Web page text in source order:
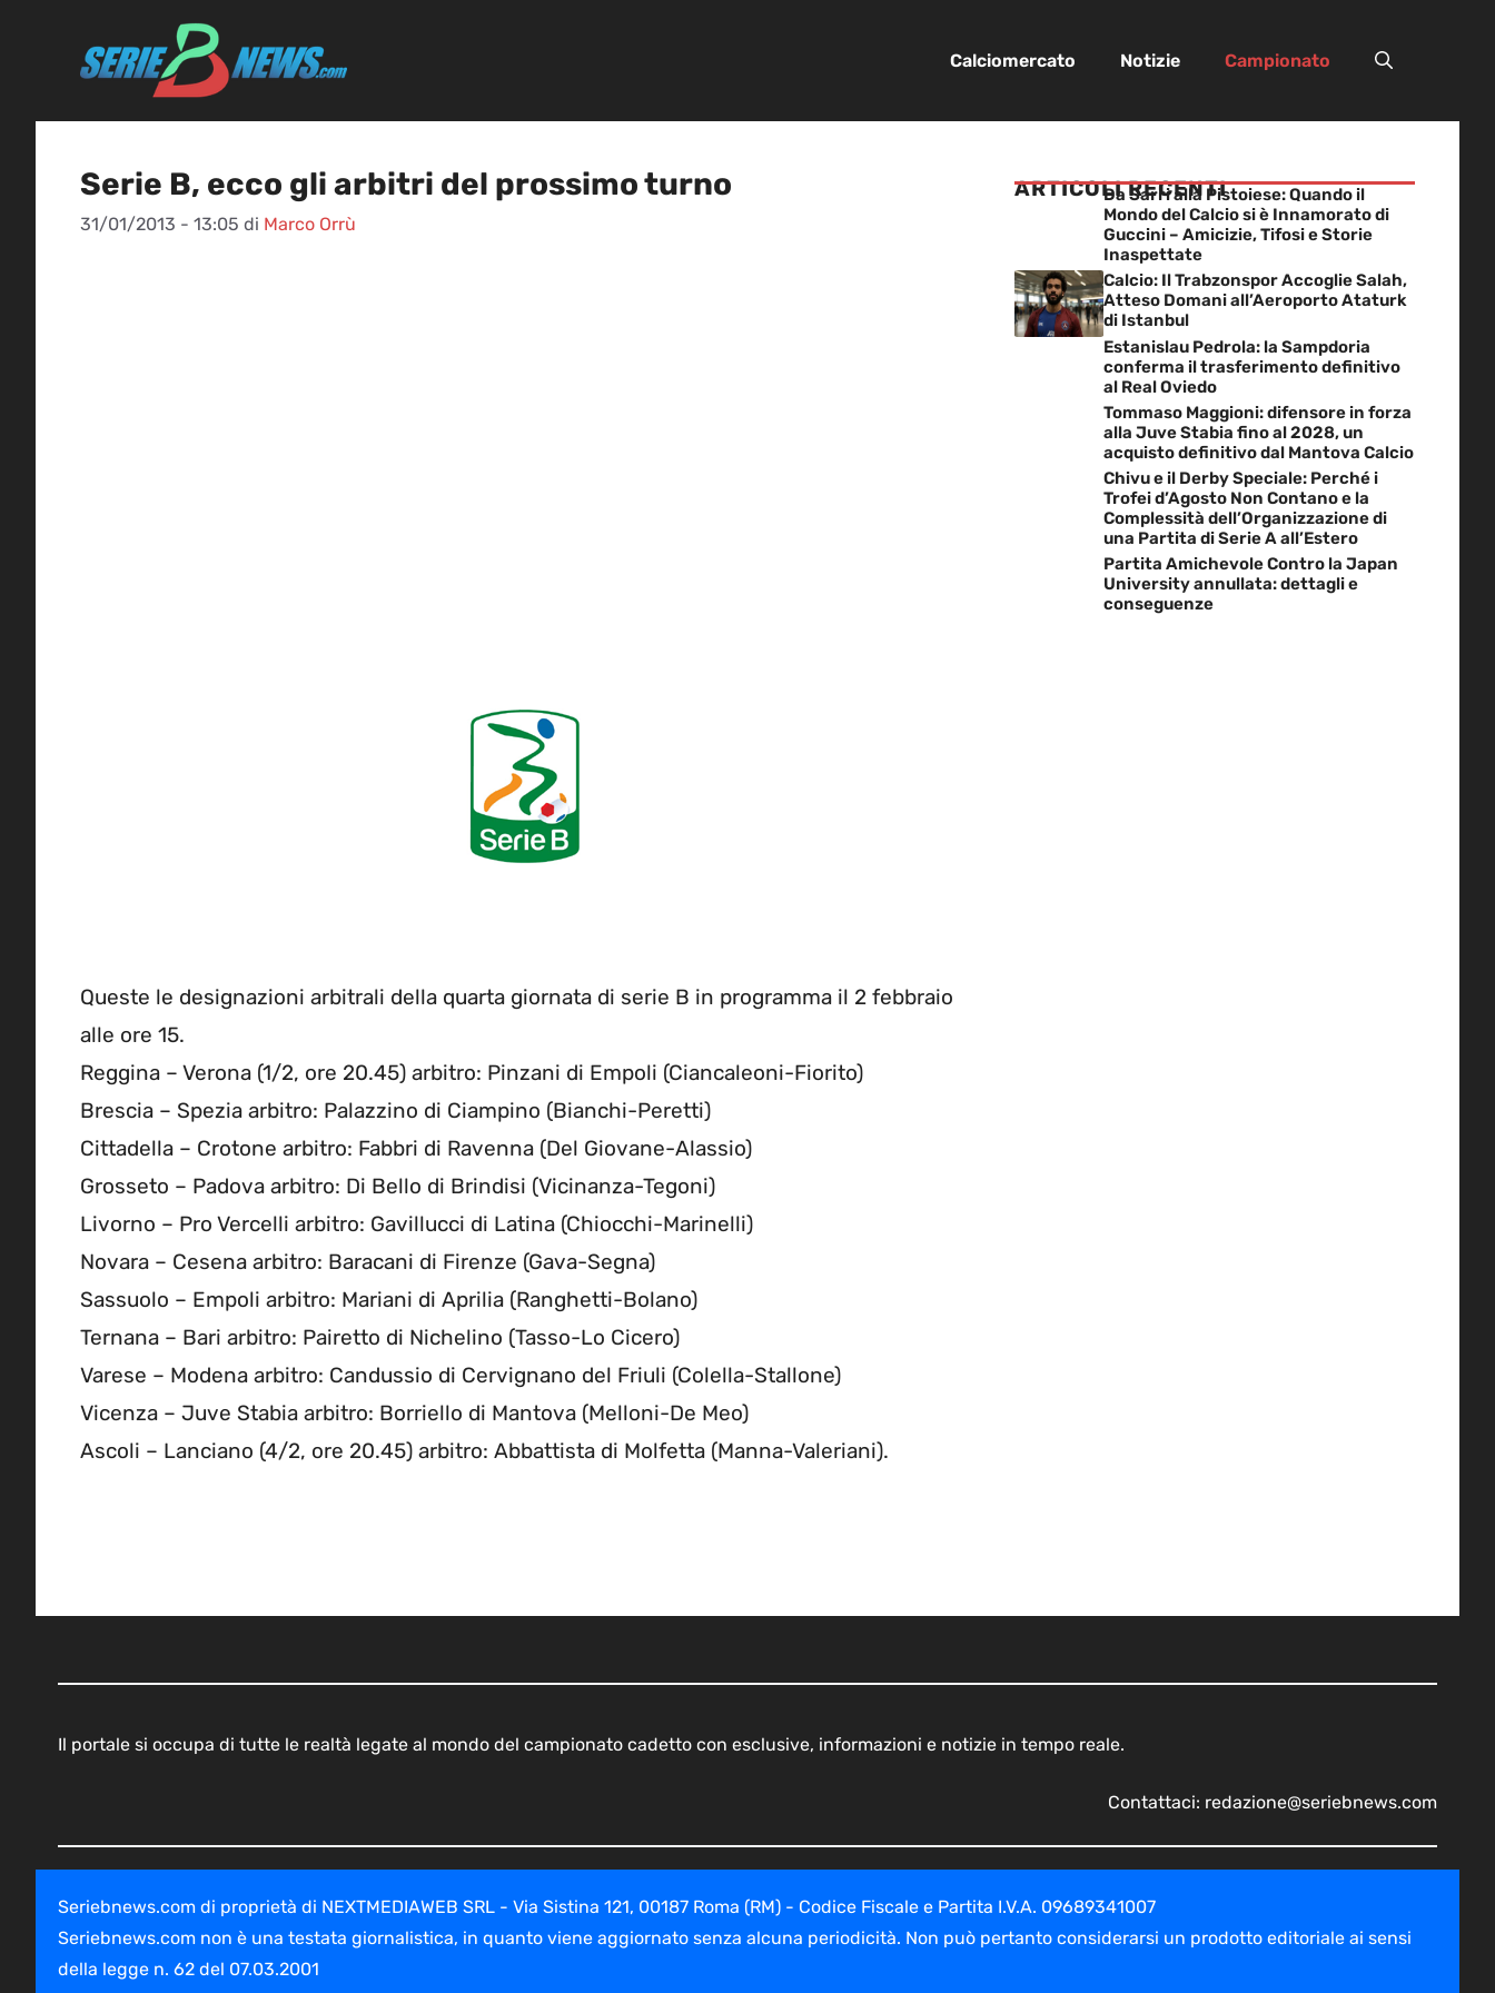
Calciomercato Notizie Campionato
Serie B, ecco gli arbitri del prossimo turno
31/01/2013 - 13:05 di Marco Orrù
Queste le designazioni arbitrali della quarta giornata di serie B in programma il 2 febbraio
alle ore 15.
Reggina – Verona (1/2, ore 20.45) arbitro: Pinzani di Empoli (Ciancaleoni-Fiorito)
Brescia – Spezia arbitro: Palazzino di Ciampino (Bianchi-Peretti)
Cittadella – Crotone arbitro: Fabbri di Ravenna (Del Giovane-Alassio)
Grosseto – Padova arbitro: Di Bello di Brindisi (Vicinanza-Tegoni)
Livorno – Pro Vercelli arbitro: Gavillucci di Latina (Chiocchi-Marinelli)
Novara – Cesena arbitro: Baracani di Firenze (Gava-Segna)
Sassuolo – Empoli arbitro: Mariani di Aprilia (Ranghetti-Bolano)
Ternana – Bari arbitro: Pairetto di Nichelino (Tasso-Lo Cicero)
Varese – Modena arbitro: Candussio di Cervignano del Friuli (Colella-Stallone)
Vicenza – Juve Stabia arbitro: Borriello di Mantova (Melloni-De Meo)
Ascoli – Lanciano (4/2, ore 20.45) arbitro: Abbattista di Molfetta (Manna-Valeriani).
ARTICOLI RECENTI
Da Sarri alla Pistoiese: Quando il
Mondo del Calcio si è Innamorato di
Guccini – Amicizie, Tifosi e Storie
Inaspettate
Calcio: Il Trabzonspor Accoglie Salah,
Atteso Domani all’Aeroporto Ataturk
di Istanbul
Estanislau Pedrola: la Sampdoria
conferma il trasferimento definitivo
al Real Oviedo
Tommaso Maggioni: difensore in forza
alla Juve Stabia fino al 2028, un
acquisto definitivo dal Mantova Calcio
Chivu e il Derby Speciale: Perché i
Trofei d’Agosto Non Contano e la
Complessità dell’Organizzazione di
una Partita di Serie A all’Estero
Partita Amichevole Contro la Japan
University annullata: dettagli e
conseguenze
Il portale si occupa di tutte le realtà legate al mondo del campionato cadetto con esclusive, informazioni e notizie in tempo reale.
Contattaci: redazione@seriebnews.com
Seriebnews.com di proprietà di NEXTMEDIAWEB SRL - Via Sistina 121, 00187 Roma (RM) - Codice Fiscale e Partita I.V.A. 09689341007
Seriebnews.com non è una testata giornalistica, in quanto viene aggiornato senza alcuna periodicità. Non può pertanto considerarsi un prodotto editoriale ai sensi
della legge n. 62 del 07.03.2001